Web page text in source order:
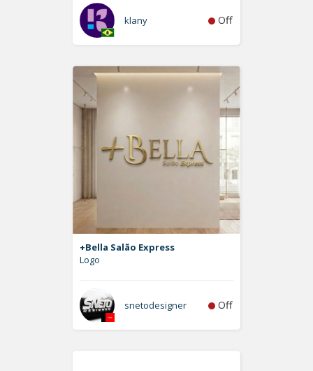
klany Off
+Bella Salão Express
Logo
snetodesigner Off